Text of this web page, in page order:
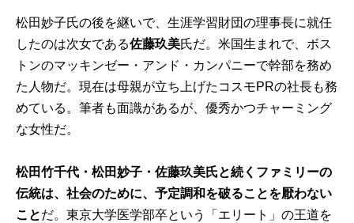
松田妙子氏の後を継いで、生涯学習財団の理事長に就任
したのは次女である佐藤玖美氏だ。米国生まれで、ボス
トンのマッキンゼー・アンド・カンパニーで幹部を務め
た人物だ。現在は母親が立ち上げたコスモPRの社長も務
めている。筆者も面識があるが、優秀かつチャーミング
な女性だ。
松田竹千代・松田妙子・佐藤玖美氏と続くファミリーの
伝統は、社会のために、予定調和を破ることを厭わない
ことだ。東京大学医学部卒という「エリート」の王道を